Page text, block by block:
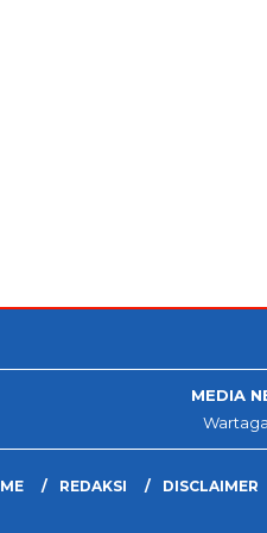
MEDIA
REDAKSI DISCLAIMER